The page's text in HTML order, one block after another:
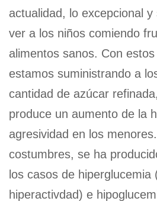
actualidad, lo excepcional
ver a los niños comiendo
alimentos sanos. Con
estamos suministrando a
cantidad de azúcar
produce un aumento de la
agresividad en los
costumbres, se ha
los casos de hiperglucemia
hiperactivdad) e